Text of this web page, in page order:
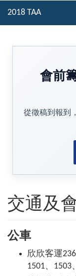
會前
從徵稿到報到
交通及
公車
欣欣客運
1501、1503